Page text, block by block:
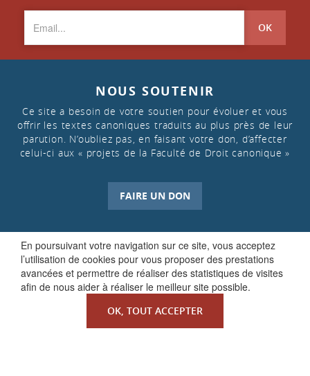
En poursuivant votre navigation sur ce site, vous acceptez
l’utilisation de cookies pour vous proposer des prestations
avancées et permettre de réaliser des statistiques de visites
afin de nous aider à réaliser le meilleur site possible.
OK, TOUT ACCEPTER
OK
NOUS SOUTENIR
Ce site a besoin de votre soutien pour évoluer et vous
offrir les textes canoniques traduits au plus près de leur
parution. N’oubliez pas, en faisant votre don, d’affecter
celui-ci aux « projets de la Faculté de Droit canonique »
FAIRE UN DON